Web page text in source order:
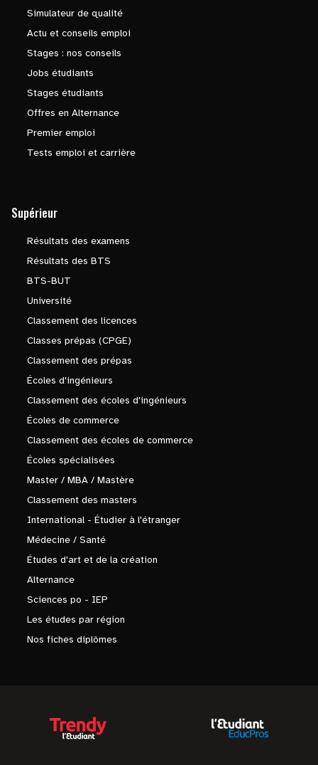
Simulateur de qualité
Actu et conseils emploi
Stages : nos conseils
Jobs étudiants
Stages étudiants
Offres en Alternance
Premier emploi
Tests emploi et carrière
Supérieur
Résultats des examens
Résultats des BTS
BTS-BUT
Université
Classement des licences
Classes prépas (CPGE)
Classement des prépas
Écoles d'ingénieurs
Classement des écoles d'ingénieurs
Écoles de commerce
Classement des écoles de commerce
Écoles spécialisées
Master / MBA / Mastère
Classement des masters
International - Étudier à l'étranger
Médecine / Santé
Études d'art et de la création
Alternance
Sciences po - IEP
Les études par région
Nos fiches diplômes